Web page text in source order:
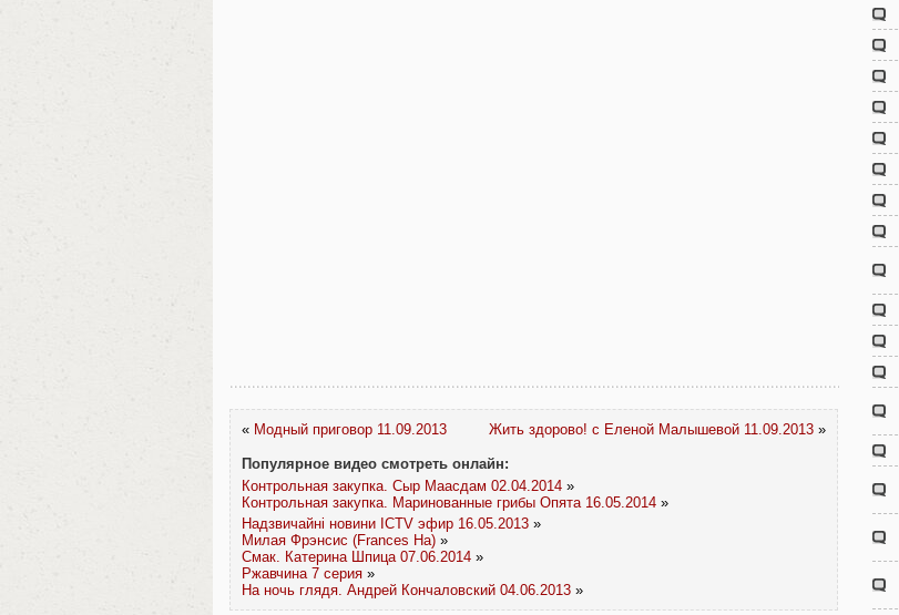
« Модный приговор 11.09.2013 Жить здорово! с Еленой Малышевой 11.09.2013 »
Популярное видео смотреть онлайн:
Контрольная закупка. Сыр Маасдам 02.04.2014 »
Контрольная закупка. Маринованные грибы Опята 16.05.2014 »
Надзвичайні новини ICTV эфир 16.05.2013 »
Милая Фрэнсис (Frances Ha) »
Смак. Катерина Шпица 07.06.2014 »
Ржавчина 7 серия »
На ночь глядя. Андрей Кончаловский 04.06.2013 »